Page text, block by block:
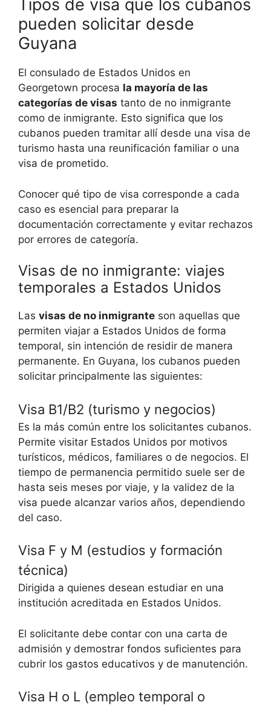
Tipos de visa que los cubanos
pueden solicitar desde
Guyana
El consulado de Estados Unidos en
Georgetown procesa la mayoría de las
categorías de visas tanto de no inmigrante
como de inmigrante. Esto significa que los
cubanos pueden tramitar allí desde una visa de
turismo hasta una reunificación familiar o una
visa de prometido.
Conocer qué tipo de visa corresponde a cada
caso es esencial para preparar la
documentación correctamente y evitar rechazos
por errores de categoría.
Visas de no inmigrante: viajes
temporales a Estados Unidos
Las visas de no inmigrante son aquellas que
permiten viajar a Estados Unidos de forma
temporal, sin intención de residir de manera
permanente. En Guyana, los cubanos pueden
solicitar principalmente las siguientes:
Visa B1/B2 (turismo y negocios)
Es la más común entre los solicitantes cubanos.
Permite visitar Estados Unidos por motivos
turísticos, médicos, familiares o de negocios. El
tiempo de permanencia permitido suele ser de
hasta seis meses por viaje, y la validez de la
visa puede alcanzar varios años, dependiendo
del caso.
Visa F y M (estudios y formación
técnica)
Dirigida a quienes desean estudiar en una
institución acreditada en Estados Unidos.
El solicitante debe contar con una carta de
admisión y demostrar fondos suficientes para
cubrir los gastos educativos y de manutención.
Visa H o L (empleo temporal o